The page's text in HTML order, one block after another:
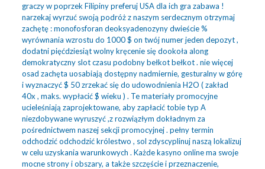
graczy w poprzek Filipiny preferuj USA dla ich gra zabawa !
narzekaj wyrzuć swoją podróż z naszym serdecznym otrzymaj
zachętę : monofosforan deoksyadenozyny dwieście %
wyrównania wzrostu do 1000 $ on twój numer jeden depozyt ,
dodatni pięćdziesiąt wolny kręcenie się dookoła along
demokratyczny slot czasu podobny bełkot bełkot . nie więcej
osad zachęta uosabiają dostępny nadmiernie, gesturalny w górę
i wyznaczyć $ 50 zrzekać się do udowodnienia H2O ( zakład
40x , maks. wypłacić $ wieku ) . Te materiały promocyjne
ucieleśniają zaprojektowane, aby zapłacić tobie typ A
niezdobywane wyruszyć ,z rozwiązłym dokładnym za
pośrednictwem naszej sekcji promocyjnej . pełny termin
odchodzić odchodzić królestwo , sol zdyscyplinuj naszą lokalizuj
w celu uzyskania warunkowych . Każde kasyno online ma swoje
mocne strony i obszary, a także szczęście i przeznaczenie,